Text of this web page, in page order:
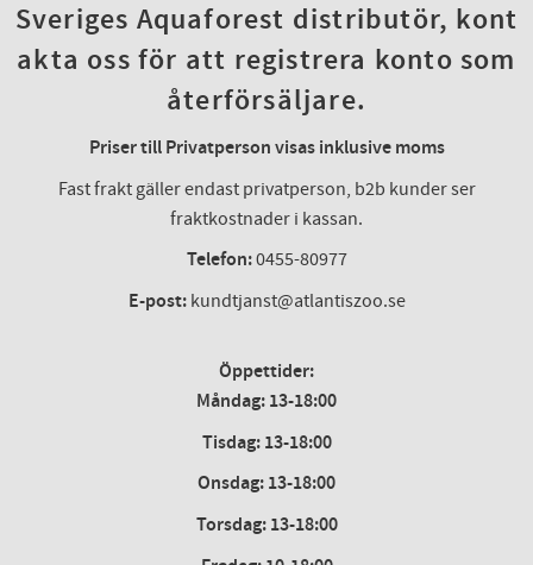
Sveriges Aquaforest distributör, kont
akta oss för att registrera konto som
återförsäljare.
Priser till Privatperson visas inklusive moms
Fast frakt gäller endast privatperson, b2b kunder ser
fraktkostnader i kassan.
Telefon:0455-80977
E-post:kundtjanst@atlantiszoo.se
Öppettider:
Måndag: 13-18:00
Tisdag: 13-18:00
Onsdag:13-18:00
Torsdag:13-18:00